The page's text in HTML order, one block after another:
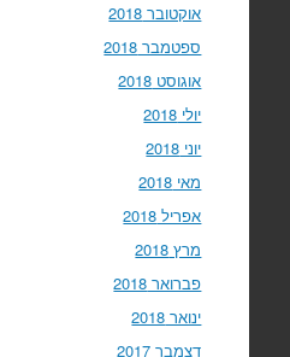
אוקטובר 2018
ספטמבר 2018
אוגוסט 2018
יולי 2018
יוני 2018
מאי 2018
אפריל 2018
מרץ 2018
פברואר 2018
ינואר 2018
דצמבר 2017